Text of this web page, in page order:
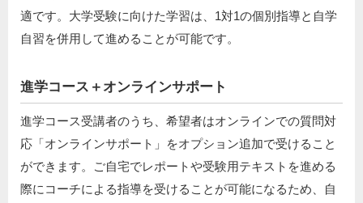
適です。大学受験に向けた学習は、1対1の個別指導と自学
自習を併用して進めることが可能です。
進学コース＋オンラインサポート
進学コース受講者のうち、希望者はオンラインでの質問対
応「オンラインサポート」をオプション追加で受けること
ができます。ご自宅でレポートや受験用テキストを進める
際にコーチによる指導を受けることが可能になるため、自